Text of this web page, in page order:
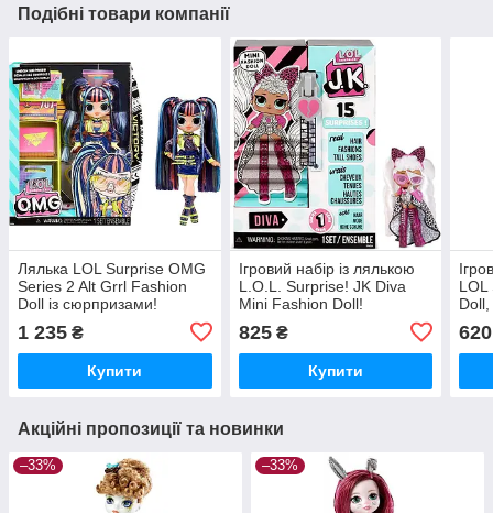
Подібні товари компанії
Лялька LOL Surprise OMG
Series 2 Alt Grrl Fashion
Doll із сюрпризами!
1 235 ₴
Купити
Ігровий набір із лялькою
L.O.L. Surprise! JK Diva
Mini Fashion Doll!
825₴
Купити
LOL
Doll,
620
Акційні пропозиції та новинки
–33% –33%